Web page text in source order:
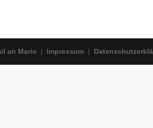
an Mario | Impressum |